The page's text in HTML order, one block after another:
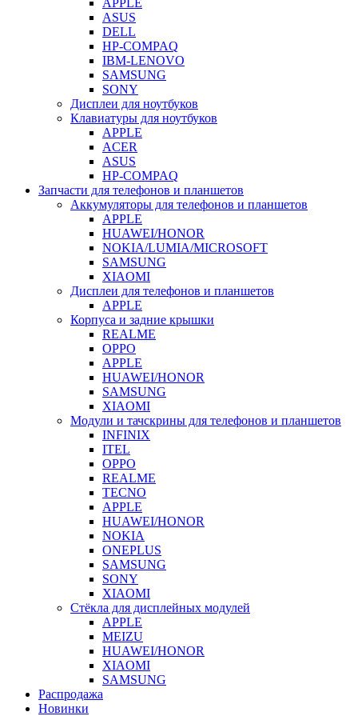
APPLE
ASUS
DELL
HP-COMPAQ
IBM-LENOVO
SAMSUNG
SONY
Дисплеи для ноутбуков
Клавиатуры для ноутбуков
APPLE
ACER
ASUS
HP-COMPAQ
Запчасти для телефонов и планшетов
Аккумуляторы для телефонов и планшетов
APPLE
HUAWEI/HONOR
NOKIA/LUMIA/MICROSOFT
SAMSUNG
XIAOMI
Дисплеи для телефонов и планшетов
APPLE
Корпуса и задние крышки
REALME
OPPO
APPLE
HUAWEI/HONOR
SAMSUNG
XIAOMI
Модули и тачскрины для телефонов и планшетов
INFINIX
ITEL
OPPO
REALME
TECNO
APPLE
HUAWEI/HONOR
NOKIA
ONEPLUS
SAMSUNG
SONY
XIAOMI
Стёкла для дисплейных модулей
APPLE
MEIZU
HUAWEI/HONOR
XIAOMI
SAMSUNG
Распродажа
Новинки